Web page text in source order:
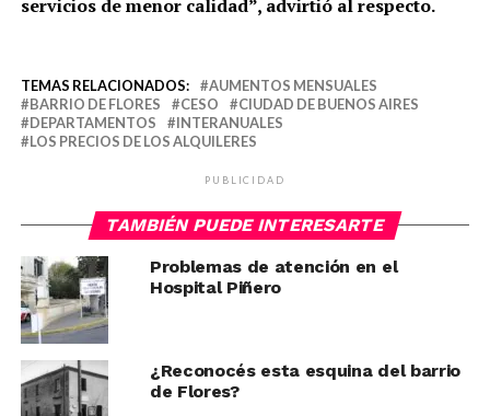
servicios de menor calidad”, advirtió al respecto.
TEMAS RELACIONADOS:
AUMENTOS MENSUALES
BARRIO DE FLORES
CESO
CIUDAD DE BUENOS AIRES
DEPARTAMENTOS
INTERANUALES
LOS PRECIOS DE LOS ALQUILERES
PUBLICIDAD
TAMBIÉN PUEDE INTERESARTE
Problemas de atención en el
Hospital Piñero
¿Reconocés esta esquina del barrio
de Flores?